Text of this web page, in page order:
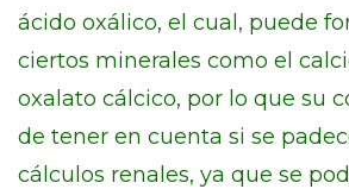
ácido oxálico, el cual, puede
ciertos minerales como el
oxalato cálcico, por lo que su
de tener en cuenta si se
cálculos renales, ya que se